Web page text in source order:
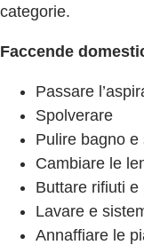
categorie.
Faccende
Passare
Spolverare
Pulire bagno e
Cambiare le
Buttare rifiuti e
Lavare e
Annaffiare le